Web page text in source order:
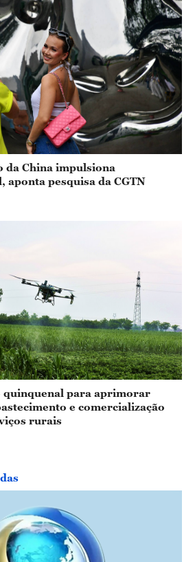
da China impulsiona
aponta pesquisa da CGTN
quinquenal para aprimorar
e comercialização
rurais